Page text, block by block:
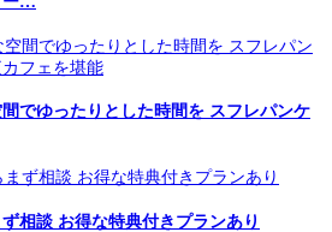
でゆったりとした時間を スフレパンケ
相談 お得な特典付きプランあり